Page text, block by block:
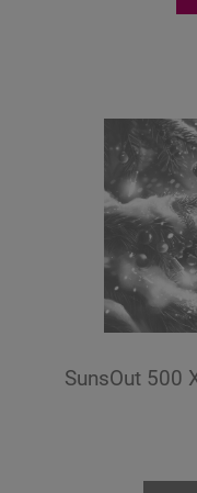
SunsOut 500